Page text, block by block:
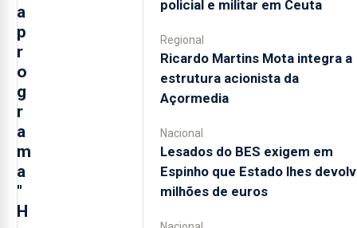
a
p
r
o
g
r
a
m
a
"
H
policial e militar em Ceuta
Regional
Ricardo Martins Mota integra a
estrutura acionista da
Açormedia
Nacional
Lesados do BES exigem em
Espinho que Estado lhes
milhões de euros